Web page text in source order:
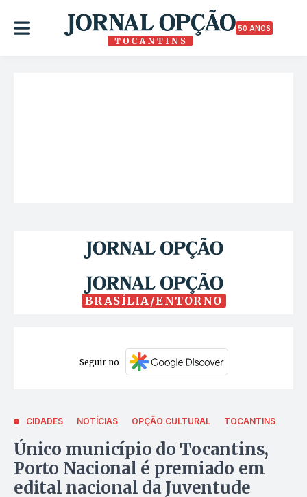
50 ANOS
BRASÍLIA/ENTORNO
Seguir no
CIDADES NOTÍCIAS OPÇÃO CULTURAL TOCANTINS
Único município do Tocantins,
Porto Nacional é premiado em
edital nacional da Juventude